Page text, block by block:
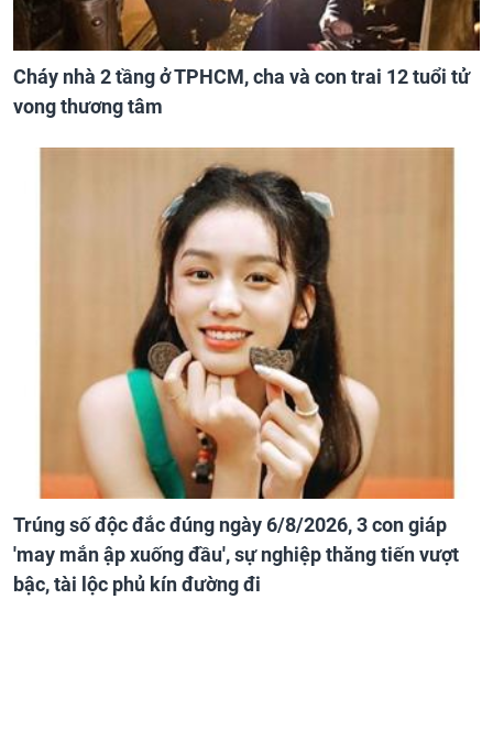
Cháy nhà 2 tầng ở TPHCM, cha và con trai 12 tuổi tử
vong thương tâm
Trúng số độc đắc đúng ngày 6/8/2026, 3 con giáp
'may mắn ập xuống đầu', sự nghiệp thăng tiến vượt
bậc, tài lộc phủ kín đường đi